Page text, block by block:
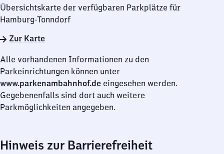
Hamburg
Uhr
Übersichtskarte der verfügbaren Parkplätze für
Hamburg-Tonndorf
Zur Karte
Alle vorhandenen Informationen zu den
Parkeinrichtungen können unter
www.parkenambahnhof.de eingesehen werden.
Gegebenenfalls sind dort auch weitere
Parkmöglichkeiten angegeben.
Hinweis zur Barrierefreiheit